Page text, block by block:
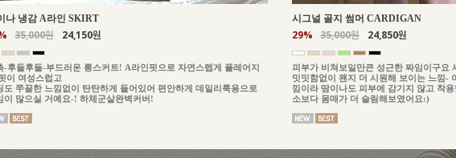
나 냉감 A라인 SKIRT
35,000원 24,150원
-후들후들-부드러운 롱스커트! A라인핏으로 자연스렙게 플레어지
이 여성스럽고
도 쭈끌한 느낌없이 탄탄하게 들어있어 편안하게 데일리룩용으로
이 많으실 거예요-! 하체군살완벽커버!
시그널 골지 썸머 CARDIGAN
29% 35,000원 24,850원
피부가 비쳐보일만큰 성근한 짜임이구요
밋밋함없이 왠지 더 시원해 보이는 느낌-
낌이라 땀이나도 피부에 감기지 않고 착
소보다 몸매가 더 슬림해보였어요:)